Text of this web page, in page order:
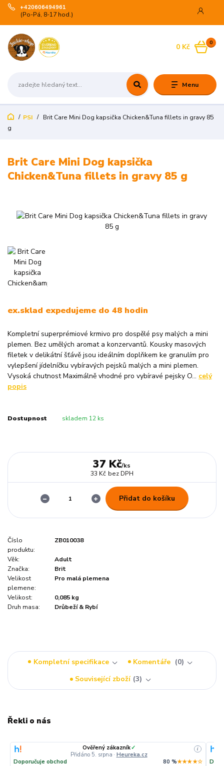
Menu
+420606494961
(Po-Pá, 8-17 hod.)
0
0 Kč
PSI
Brit Care Mini Dog kapsička Chicken&Tuna fillets in gravy 85
g
Brit Care Mini Dog kapsička
Chicken&Tuna fillets in gravy 85 g
ex.sklad expedujeme do 48 hodin
Kompletní superprémiové krmivo pro dospělé psy malých a mini
plemen. Bez umělých aromat a konzervantů. Kousky masových
filetek v delikátní šťávě jsou ideálním doplňkem ke granulím pro
vylepšení jídelníčku vybíravých pejsků malých a mini plemen.
Vysoká chutnost Maximálně vhodné pro vybíravé pejsky O... celý
popis
Dostupnost skladem 12 ks
37 Kč/ks
33 Kč bez DPH
Přidat do košíku
Číslo
produktu:
ZB010038
Věk:
Adult
Značka:
Brit
Velikost
plemene:
Pro malá plemena
Velikost:
0,085 kg
Druh masa:
Drůbeží & Rybí
Kompletní specifikace Komentáře
0
Související zboží 3
Řekli o nás
Ověřený zákazník✓
Přidáno 5. srpna · Heureka.cz
i
Doporučuje obchod 80 %★★★★☆